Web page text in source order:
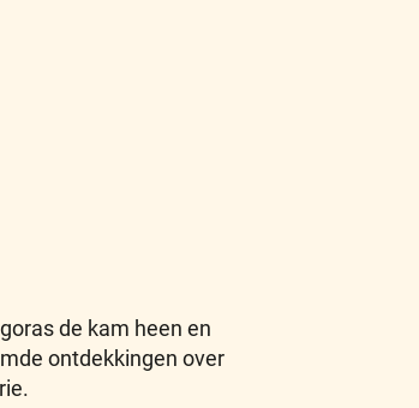
de kam heen en
ontdekkingen over